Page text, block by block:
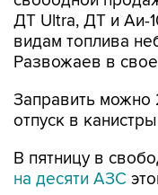
ДТ Ultra, ДТ и Аи-
видам топлива
Развожаев в
Заправить можно
отпуск в
В пятницу в
на десяти АЗС